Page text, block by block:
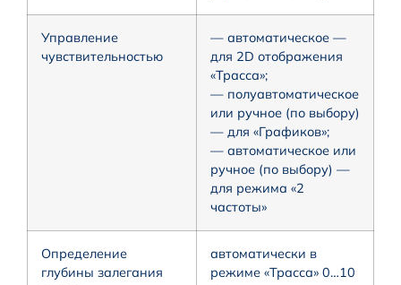
Управление
чувствительностью
— автоматическое —
для 2D отображения
«Трасса»;
— полуавтоматическое
или ручное (по выбору)
— для «Графиков»;
— автоматическое или
ручное (по выбору) —
для режима «2
частоты»
Определение
глубины залегания
автоматически в
режиме «Трасса» 0…10